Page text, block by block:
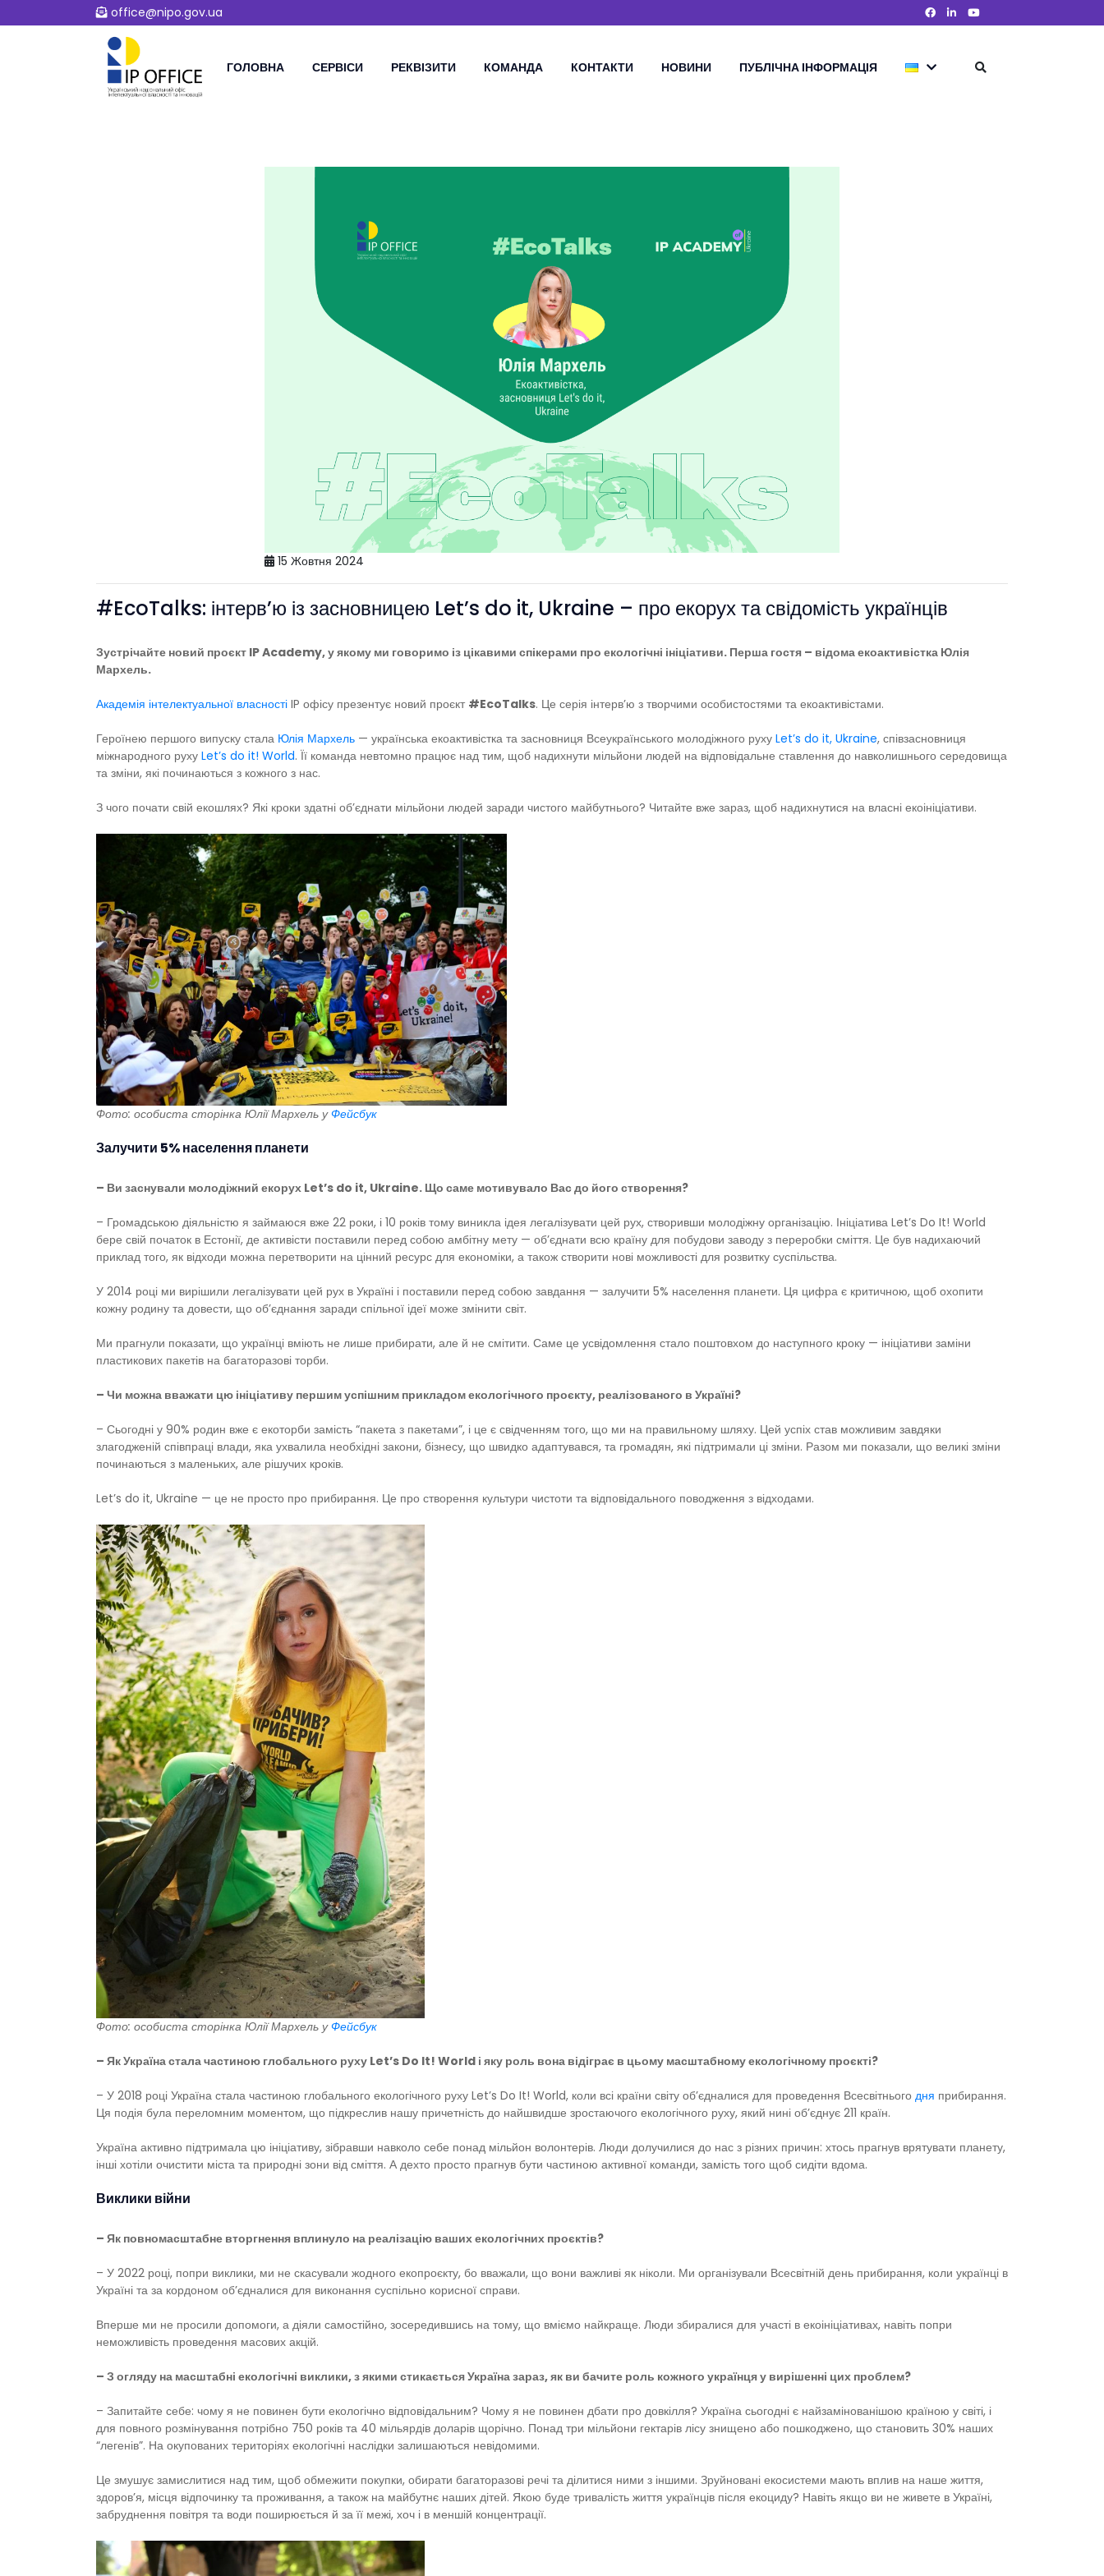
office@nipo.gov.ua
ГОЛОВНА СЕРВІСИ РЕКВІЗИТИ КОМАНДА КОНТАКТИ НОВИНИ ПУБЛІЧНА ІНФОРМАЦІЯ
15 Жовтня 2024
#EcoTalks: інтерв’ю із засновницею Let’s do it, Ukraine – про екорух та свідомість українців
Зустрічайте новий проєкт IP Academy, у якому ми говоримо із цікавими спікерами про екологічні ініціативи. Перша гостя – відома екоактивістка Юлія
Мархель.
Академія інтелектуальної власності IP офісу презентує новий проєкт #EcoTalks. Це серія інтерв’ю з творчими особистостями та екоактивістами.
Героїнею першого випуску стала Юлія Мархель — українська екоактивістка та засновниця Всеукраїнського молодіжного руху Let’s do it, Ukraine, співзасновниця
міжнародного руху Let’s do it! World. Її команда невтомно працює над тим, щоб надихнути мільйони людей на відповідальне ставлення до навколишнього середовища
та зміни, які починаються з кожного з нас.
З чого почати свій екошлях? Які кроки здатні об’єднати мільйони людей заради чистого майбутнього? Читайте вже зараз, щоб надихнутися на власні екоініціативи.
Фото: особиста сторінка Юлії Мархель уФейсбук
Залучити 5% населення планети
– Ви заснували молодіжний екорух Let’s do it, Ukraine. Що саме мотивувало Вас до його створення?
– Громадською діяльністю я займаюся вже 22 роки, і 10 років тому виникла ідея легалізувати цей рух, створивши молодіжну організацію. Ініціатива Let’s Do It! World
бере свій початок в Естонії, де активісти поставили перед собою амбітну мету — об’єднати всю країну для побудови заводу з переробки сміття. Це був надихаючий
приклад того, як відходи можна перетворити на цінний ресурс для економіки, а також створити нові можливості для розвитку суспільства.
У 2014 році ми вирішили легалізувати цей рух в Україні і поставили перед собою завдання — залучити 5% населення планети. Ця цифра є критичною, щоб охопити
кожну родину та довести, що об’єднання заради спільної ідеї може змінити світ.
Ми прагнули показати, що українці вміють не лише прибирати, але й не смітити. Саме це усвідомлення стало поштовхом до наступного кроку — ініціативи заміни
пластикових пакетів на багаторазові торби.
– Чи можна вважати цю ініціативу першим успішним прикладом екологічного проєкту, реалізованого в Україні?
– Сьогодні у 90% родин вже є екоторби замість “пакета з пакетами”, і це є свідченням того, що ми на правильному шляху. Цей успіх став можливим завдяки
злагодженій співпраці влади, яка ухвалила необхідні закони, бізнесу, що швидко адаптувався, та громадян, які підтримали ці зміни. Разом ми показали, що великі зміни
починаються з маленьких, але рішучих кроків.
Let’s do it, Ukraine — це не просто про прибирання. Це про створення культури чистоти та відповідального поводження з відходами.
Фото: особиста сторінка Юлії Мархель уФейсбук
– Як Україна стала частиною глобального руху Let’s Do It! World і яку роль вона відіграє в цьому масштабному екологічному проєкті?
– У 2018 році Україна стала частиною глобального екологічного руху Let’s Do It! World, коли всі країни світу об’єдналися для проведення Всесвітнього дня прибирання.
Ця подія була переломним моментом, що підкреслив нашу причетність до найшвидше зростаючого екологічного руху, який нині об’єднує 211 країн.
Україна активно підтримала цю ініціативу, зібравши навколо себе понад мільйон волонтерів. Люди долучилися до нас з різних причин: хтось прагнув врятувати планету,
інші хотіли очистити міста та природні зони від сміття. А дехто просто прагнув бути частиною активної команди, замість того щоб сидіти вдома.
Виклики війни
– Як повномасштабне вторгнення вплинуло на реалізацію ваших екологічних проєктів?
– У 2022 році, попри виклики, ми не скасували жодного екопроєкту, бо вважали, що вони важливі як ніколи. Ми організували Всесвітній день прибирання, коли українці в
Україні та за кордоном об’єдналися для виконання суспільно корисної справи.
Вперше ми не просили допомоги, а діяли самостійно, зосередившись на тому, що вміємо найкраще. Люди збиралися для участі в екоініціативах, навіть попри
неможливість проведення масових акцій.
– З огляду на масштабні екологічні виклики, з якими стикається Україна зараз, як ви бачите роль кожного українця у вирішенні цих проблем?
– Запитайте себе: чому я не повинен бути екологічно відповідальним? Чому я не повинен дбати про довкілля? Україна сьогодні є найзамінованішою країною у світі, і
для повного розмінування потрібно 750 років та 40 мільярдів доларів щорічно. Понад три мільйони гектарів лісу знищено або пошкоджено, що становить 30% наших
“легенів”. На окупованих територіях екологічні наслідки залишаються невідомими.
Це змушує замислитися над тим, щоб обмежити покупки, обирати багаторазові речі та ділитися ними з іншими. Зруйновані екосистеми мають вплив на наше життя,
здоров’я, місця відпочинку та проживання, а також на майбутнє наших дітей. Якою буде тривалість життя українців після екоциду? Навіть якщо ви не живете в Україні,
забруднення повітря та води поширюється й за її межі, хоч і в меншій концентрації.